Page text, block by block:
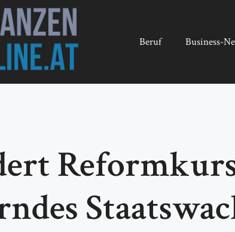
Beruf Business-